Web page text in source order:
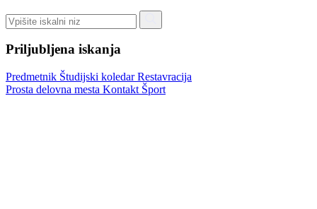
Priljubljena iskanja
Predmetnik Študijski koledarRestavracija
Prosta delovna mesta Kontakt Šport